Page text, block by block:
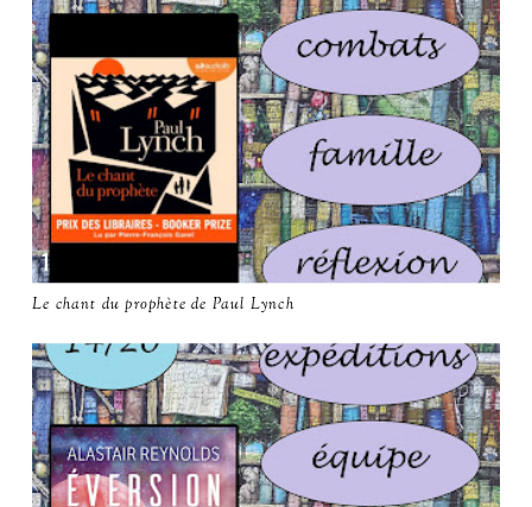
Le chant du prophète de Paul Lynch